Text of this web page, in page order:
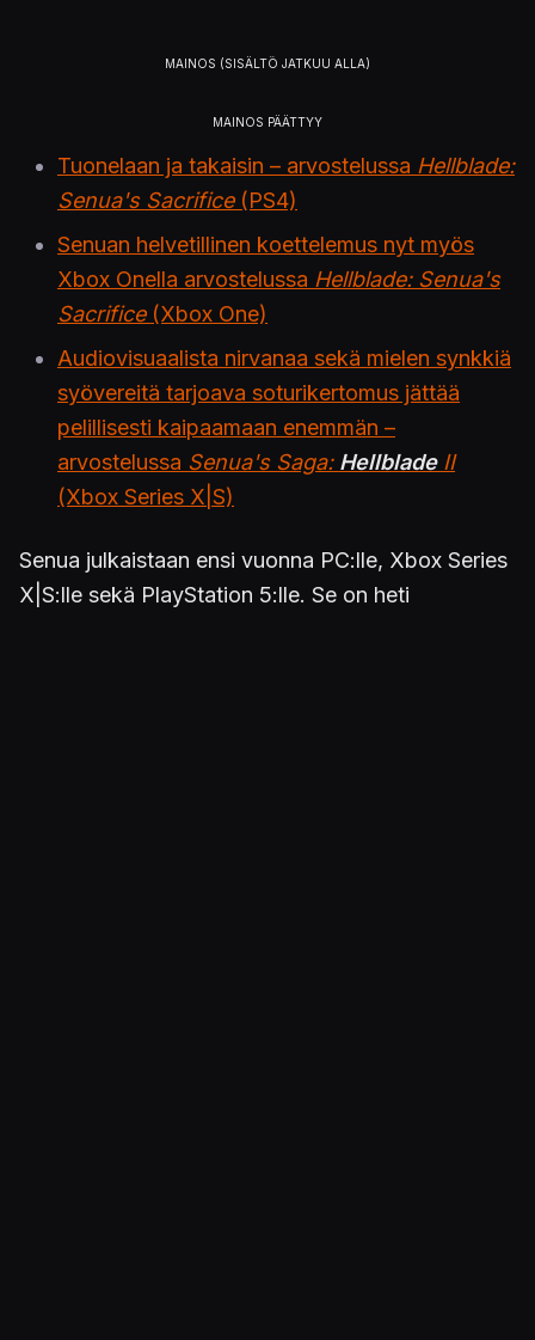
Tuonelaan ja takaisin – arvostelussa Hellblade:
Senua's Sacrifice(PS4)
Senuan helvetillinen koettelemus nyt myös
Xbox Onella arvostelussa Hellblade: Senua's
Sacrifice(Xbox One)
Audiovisuaalista nirvanaa sekä mielen synkkiä
syövereitä tarjoava soturikertomus jättää
pelillisesti kaipaamaan enemmän –
arvostelussa Senua's Saga: HellbladeII
(Xbox Series X|S)
Senua julkaistaan ensi vuonna PC:lle, Xbox Series
X|S:lle sekä PlayStation 5:lle. Se on heti